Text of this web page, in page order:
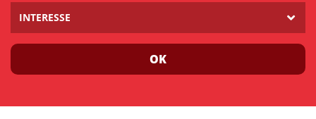
INTERESSE
OK